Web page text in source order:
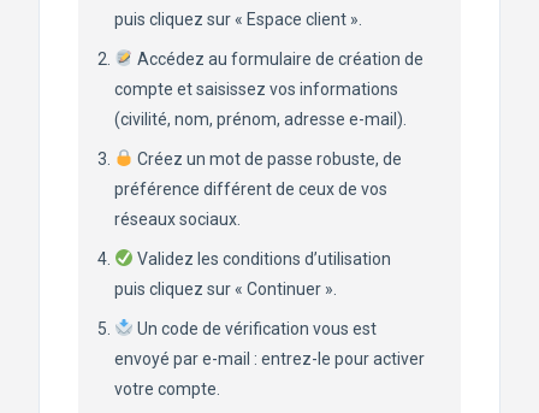
puis cliquez sur « Espace client ».
Accédez au formulaire de création de
compte et saisissez vos informations
(civilité, nom, prénom, adresse e-mail).
Créez un mot de passe robuste, de
préférence différent de ceux de vos
réseaux sociaux.
Validez les conditions d’utilisation
puis cliquez sur « Continuer ».
Un code de vérification vous est
envoyé par e-mail : entrez-le pour activer
votre compte.